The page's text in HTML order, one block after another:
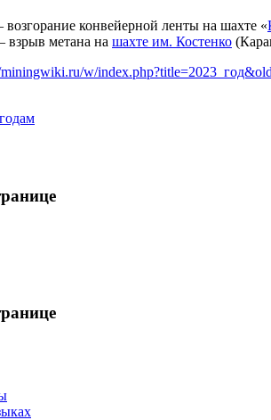
конвейерной ленты на шахте «
метана на шахте им. Костенко
w/